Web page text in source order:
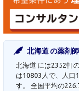
北海道 の薬剤
北海道 には2352軒
は10803人で、人口
す。 全国平均の